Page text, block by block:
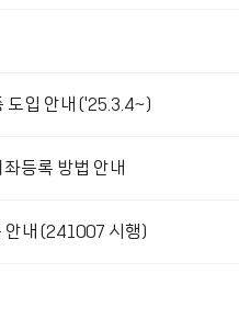
도입 안내('25.3.4~)
등록 방법 안내
안내(241007 시행)